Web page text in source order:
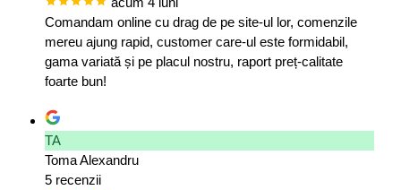
Comandam online cu drag de pe site-ul lor, comenzile
mereu ajung rapid, customer care-ul este formidabil,
gama variată și pe placul nostru, raport preț-calitate
foarte bun!
TA
Toma Alexandru
5 recenzii